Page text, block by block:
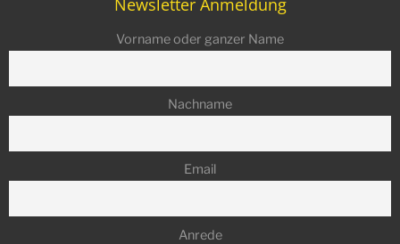
Newsletter Anmeldung
Vorname oder ganzer Name
Nachname
Email
Anrede